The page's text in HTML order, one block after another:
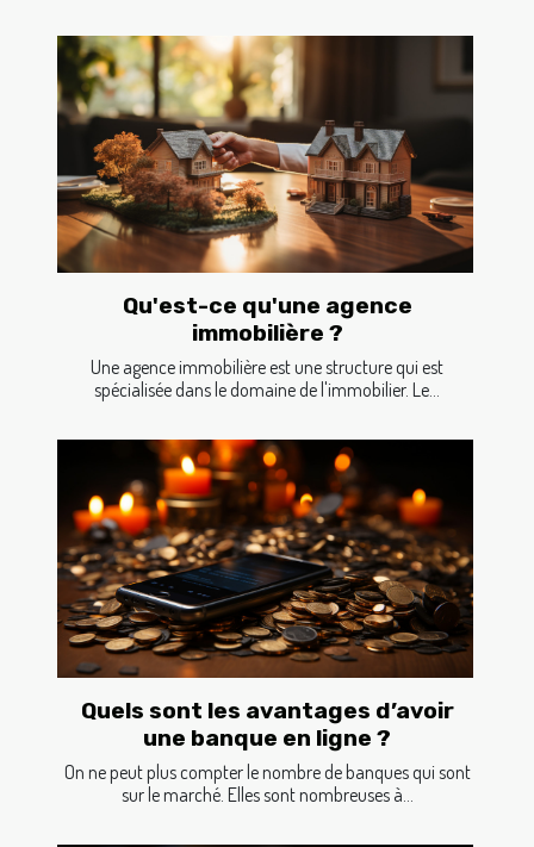
Qu'est-ce qu'une agence
immobilière ?
Une agence immobilière est une structure qui est
spécialisée dans le domaine de l'immobilier. Le...
Quels sont les avantages d’avoir
une banque en ligne ?
On ne peut plus compter le nombre de banques qui sont
sur le marché. Elles sont nombreuses à...